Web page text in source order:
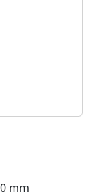
mm